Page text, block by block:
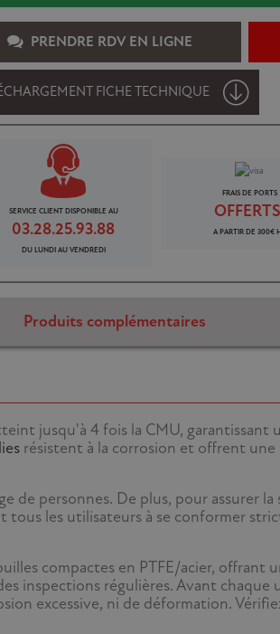
PRENDRE RDV EN LIGNE
FICHE TECHNIQUE
SERVICE CLIENT DISPONIBLE AU
03.28.25.93.88
DU LUNDI AU VENDREDI
FRAIS DE PORTS
OFFERTS
A PARTIR DE 300€
Produits complémentaires
jusqu'à 4 fois la CMU, garantissant
résistent à la corrosion et offrent une
personnes. De plus, pour assurer la
les utilisateurs à se conformer
compactes en PTFE/acier,
inspections régulières. Avant
excessive, ni de déformation.